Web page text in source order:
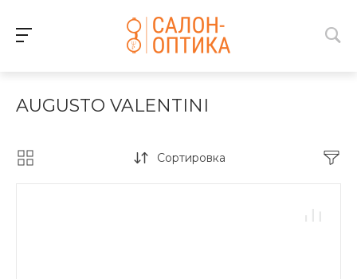
AUGUSTO VALENTINI
Сортировка